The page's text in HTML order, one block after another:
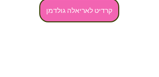
קרדיט לאריאלה גולדמן